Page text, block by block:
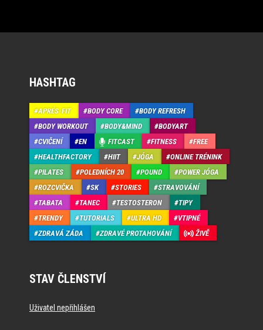
HASHTAG
APRÉS-FIT BODY CORE
BODY REFRESH
BODY WORKOUT
BODY&MIND
BODYART
CVIČENÍ
EN FITCAST FITNESS
FREE
HEALTHFACTORY
HIIT JÓGA
ONLINE TRÉNINK
PILATES
POLEDNÍCH 20 POUND
POWER JÓGA
ROZCVIČKA
SK STORIES
STRAVOVÁNÍ
TABATA
TANEC TESTOSTERON
TIPY
TRENDY
TUTORIALS ULTRA HD
VTIPNÉ
ZDRAVÁ ZÁDA
ZDRAVÉ PROTAHOVÁNÍ ŽIVĚ
STAV ČLENSTVÍ
Uživatel nepřihlášen